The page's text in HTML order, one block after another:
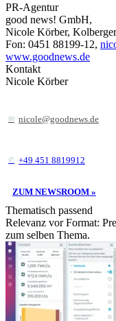
PR-Agentur
good news! GmbH,
Nicole Körber,
Fon: 0451 88199-12,
www.goodnews.de
Kontakt
Nicole Körber
nicole@goodnews.de
+49 451 8819912
ZUM NEWSROOM »
Thematisch passend
Relevanz vor Format:
zum selben Thema.